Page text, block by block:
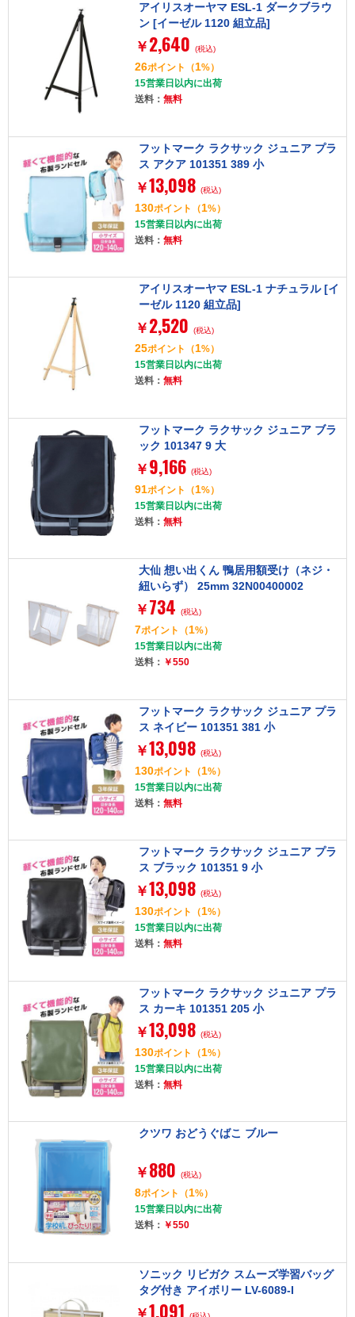
アイリスオーヤマ ESL-1 ダークブラウ
ン [イーゼル 1120 組立品]
￥ 2,640 (税込)
26ポイント （1%）
15営業日以内に出荷
送料： 無料
フットマーク ラクサック ジュニア プラ
ス アクア 101351 389 小
￥13,098 (税込)
130ポイント （1%）
15営業日以内に出荷
送料： 無料
アイリスオーヤマ ESL-1 ナチュラル [イ
ーゼル 1120 組立品]
￥ 2,520 (税込)
25ポイント （1%）
15営業日以内に出荷
送料： 無料
フットマーク ラクサック ジュニア ブラ
ック 101347 9 大
￥ 9,166 (税込)
91ポイント （1%）
15営業日以内に出荷
送料： 無料
大仙 想い出くん 鴨居用額受け（ネジ・
紐いらず） 25mm 32N00400002
￥ 734 (税込)
7ポイント （1%）
15営業日以内に出荷
送料： ￥550
フットマーク ラクサック ジュニア プラ
ス ネイビー 101351 381 小
￥13,098 (税込)
130ポイント （1%）
15営業日以内に出荷
送料： 無料
フットマーク ラクサック ジュニア プラ
ス ブラック 101351 9 小
￥13,098 (税込)
130ポイント （1%）
15営業日以内に出荷
送料： 無料
フットマーク ラクサック ジュニア プラ
ス カーキ 101351 205 小
￥13,098 (税込)
130ポイント （1%）
15営業日以内に出荷
送料： 無料
クツワ おどうぐばこ ブルー
￥ 880 (税込)
8ポイント （1%）
15営業日以内に出荷
送料： ￥550
ソニック リビガク スムーズ学習バッグ
タグ付き アイボリー LV-6089-I
￥1,091